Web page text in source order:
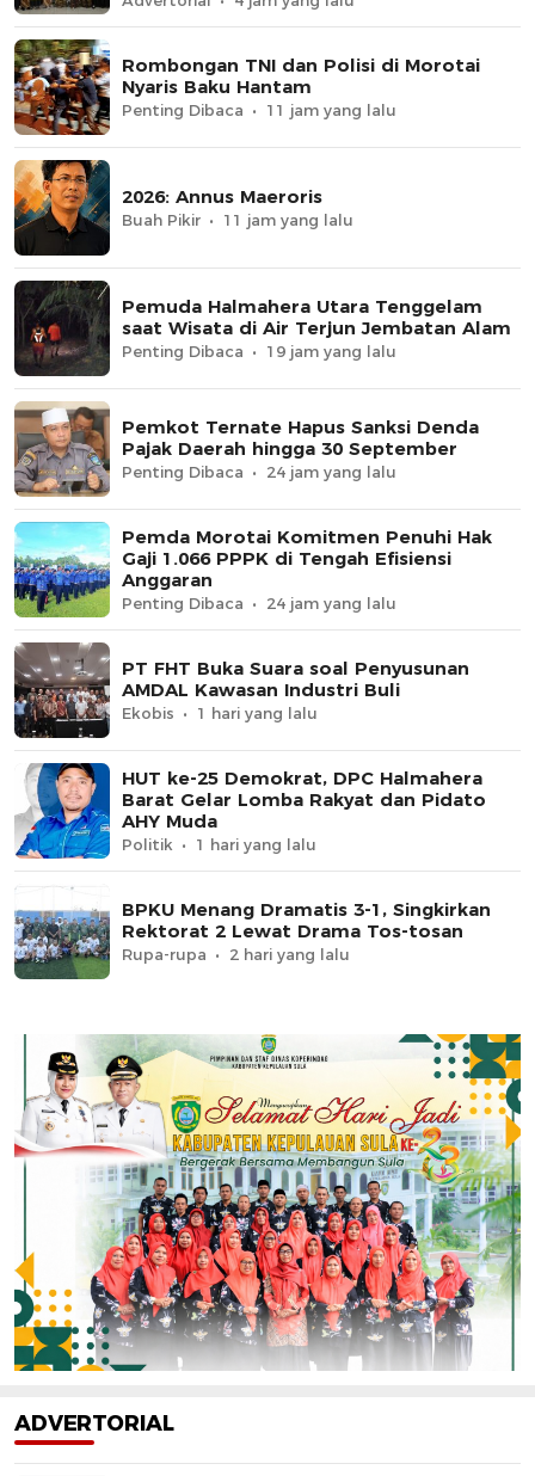
Rombongan TNI dan Polisi di Morotai
Nyaris Baku Hantam
Penting Dibaca 11 jam yang lalu
2026: Annus Maeroris
Buah Pikir 11 jam yang lalu
Pemuda Halmahera Utara Tenggelam
saat Wisata di Air Terjun Jembatan Alam
Penting Dibaca 19 jam yang lalu
Pemkot Ternate Hapus Sanksi Denda
Pajak Daerah hingga 30 September
Penting Dibaca 24 jam yang lalu
Pemda Morotai Komitmen Penuhi Hak
Gaji 1.066 PPPK di Tengah Efisiensi
Anggaran
Penting Dibaca 24 jam yang lalu
PT FHT Buka Suara soal Penyusunan
AMDAL Kawasan Industri Buli
Ekobis 1 hari yang lalu
HUT ke-25 Demokrat, DPC Halmahera
Barat Gelar Lomba Rakyat dan Pidato
AHY Muda
Politik 1 hari yang lalu
BPKU Menang Dramatis 3-1, Singkirkan
Rektorat 2 Lewat Drama Tos-tosan
Rupa-rupa 2 hari yang lalu
ADVERTORIAL